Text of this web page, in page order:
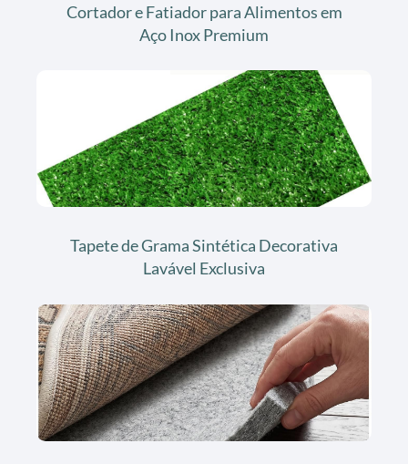
Cortador e Fatiador para Alimentos em
Aço Inox Premium
Tapete de Grama Sintética Decorativa
Lavável Exclusiva